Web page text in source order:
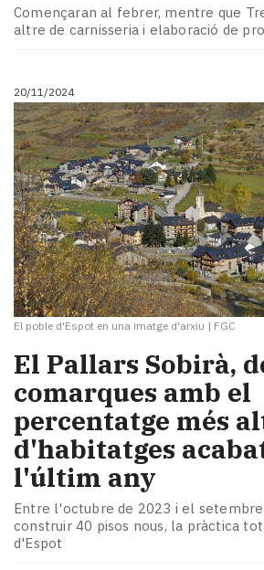
Començaran al febrer, mentre que
altre de carnisseria i elaboració de
20/11/2024
El poble d'Espot en una imatge d'arxiu | FGC
El Pallars Sobirà,
comarques amb el
percentatge més
d'habitatges
l'últim any
Entre l'octubre de 2023 i el
construir 40 pisos nous, la pràctica
d'Espot